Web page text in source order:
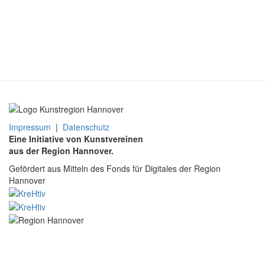
Impressum | Datenschutz
Eine Initiative von Kunstvereinen
aus der Region Hannover.
Gefördert aus Mitteln des Fonds für Digitales der Region
Hannover